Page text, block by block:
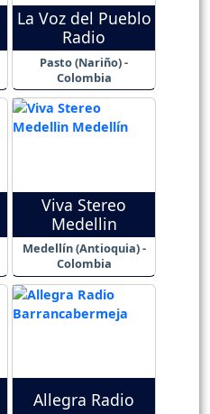
La Voz del Pueblo
Radio
Pasto (Nariño) -
Colombia
Viva Stereo
Medellin
Medellín (Antioquia) -
Colombia
Allegra Radio